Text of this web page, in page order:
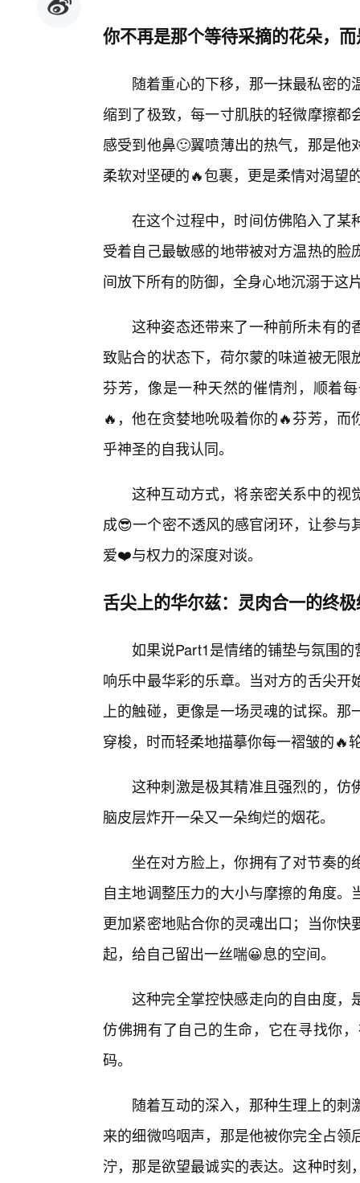
你不再是那个等待采摘的花朵，
随着重心的下移，那一抹最私密
缩到了极致，每一寸肌肤的轻微摩擦
感受到他鼻🙂翼喷薄出的热气，那是
柔软对坚硬的🔥包裹，更是柔情对渴望
在这个过程中，时间仿佛陷入了某
受着自己最敏感的地带被对方温热的
间放下所有的防御，全身心地沉溺于这
这种姿态还带来了一种前所未有的
致贴合的状态下，荷尔蒙的味道被无
芬芳，像是一种天然的催情剂，顺着
🔥，他在贪婪地吮吸着你的🔥芬芳，
乎神圣的自我认同。
这种互动方式，将亲密关系中的视
成😎一个密不透风的感官闭环，让参
爱❤️与权力的深度对谈。
舌尖上的华尔兹：灵肉合一的终
如果说Part1是情绪的铺垫与氛围
响乐中最华彩的乐章。当对方的舌尖
上的触碰，更像是一场灵魂的试探。
穿梭，时而轻柔地描摹你每一褶皱的🔥
这种刺激是极其精准且强烈的，仿
脑皮层炸开一朵又一朵绚烂的烟花。
坐在对方脸上，你拥有了对节奏的
自主地调整压力的大小与摩擦的角度
更加紧密地贴合你的灵魂出口；当你
起，给自己留出一丝喘😀息的空间。
这种完全掌控快感走向的自由度，
仿佛拥有了自己的生命，它在寻找你
码。
随着互动的深入，那种生理上的
来的细微呜咽声，那是他被你完全占
泞，那是欲望最诚实的表达。这种时